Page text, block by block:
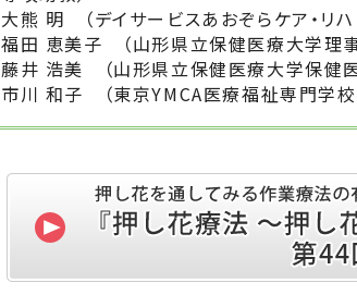
大熊 明 （デイサービスあおぞらケア・リ
福田 恵美子 （山形県立保健医療大学理事
藤井 浩美 （山形県立保健医療大学保健
市川 和子 （東京YMCA医療福祉専門学校